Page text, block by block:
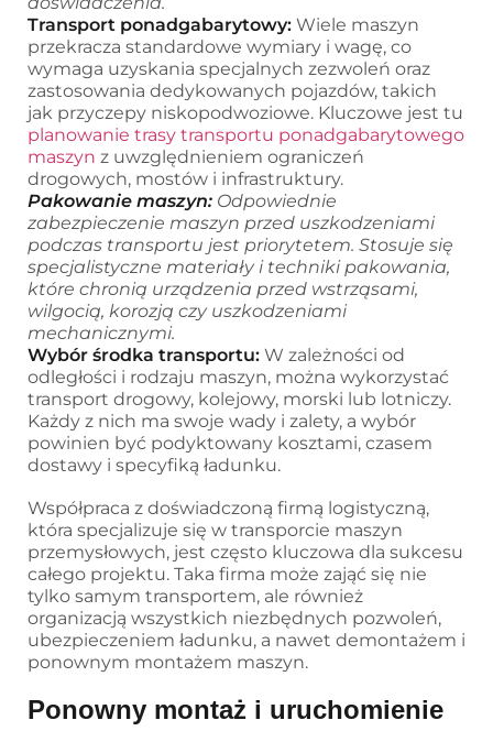
Transport ponadgabarytowy: Wiele maszyn
przekracza standardowe wymiary i wagę, co
wymaga uzyskania specjalnych zezwoleń oraz
zastosowania dedykowanych pojazdów, takich
jak przyczepy niskopodwoziowe. Kluczowe jest tu
planowanie trasy transportu ponadgabarytowego
maszyn z uwzględnieniem ograniczeń
drogowych, mostów i infrastruktury.
Pakowanie maszyn: Odpowiednie
zabezpieczenie maszyn przed uszkodzeniami
podczas transportu jest priorytetem. Stosuje się
specjalistyczne materiały i techniki pakowania,
które chronią urządzenia przed wstrząsami,
wilgocią, korozją czy uszkodzeniami
mechanicznymi.
Wybór środka transportu: W zależności od
odległości i rodzaju maszyn, można wykorzystać
transport drogowy, kolejowy, morski lub lotniczy.
Każdy z nich ma swoje wady i zalety, a wybór
powinien być podyktowany kosztami, czasem
dostawy i specyfiką ładunku.
Współpraca z doświadczoną firmą logistyczną,
która specjalizuje się w transporcie maszyn
przemysłowych, jest często kluczowa dla sukcesu
całego projektu. Taka firma może zająć się nie
tylko samym transportem, ale również
organizacją wszystkich niezbędnych pozwoleń,
ubezpieczeniem ładunku, a nawet demontażem i
ponownym montażem maszyn.
Ponowny montaż i uruchomienie